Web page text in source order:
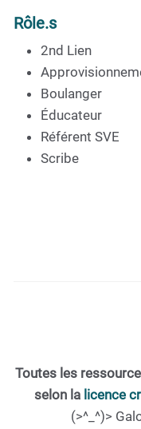
Rôle.s
2nd Lien
Boulanger
Éducateur
Référent SVE
Scribe
Toutes les
selon la licence
(>^_^)>